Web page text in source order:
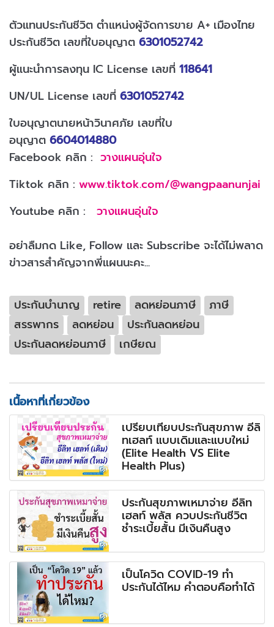
ตัวแทนประกันชีวิต ตำแหน่งผู้จัดการขาย A+ เมืองไทย
ประกันชีวิต เลขที่ใบอนุญาต 6301052742
ผู้แนะนำการลงทุน IC License เลขที่ 118641
UN/UL License เลขที่ 6301052742
ใบอนุญาตนายหน้าวินาศภัย เลขที่ใบ
อนุญาต 6604014880
Facebook คลิก : วางแผนอุ่นใจ
Tiktok คลิก : www.tiktok.com/@wangpaanunjai
Youtube คลิก : วางแผนอุ่นใจ
อย่าลืมกด Like, Follow และ Subscribe จะได้ไม่พลาด
ข่าวสารสำคัญจากพี่แผนนะคะ...
ประกันบำนาญ retire ลดหย่อนภาษี
ภาษี
สรรพากร
ลดหย่อน
ประกันลดหย่อน
ประกันลดหย่อนภาษี
เกษียณ
เนื้อหาที่เกี่ยวข้อง
เปรียบเทียบประกันสุขภาพ อีลิ
ทเฮลท์ แบบเดิมและแบบใหม่
(Elite Health VS Elite
Health Plus)
ประกันสุขภาพเหมาจ่าย อีลิท
เฮลท์ พลัส ควบประกันชีวิต
ชำระเบี้ยสั้น มีเงินคืนสูง
เป็นโควิด COVID-19 ทำ
ประกันได้ไหม คำตอบคือทำได้